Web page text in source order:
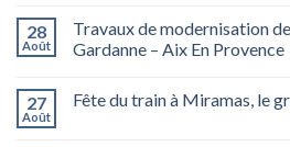
28
Août
Travaux de modernisation
Gardanne – Aix En Provence
27
Août
Fête du train à Miramas, le